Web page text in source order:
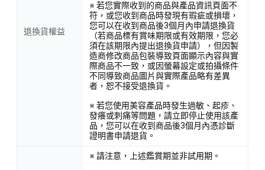
退換貨權益
※ 若您實際收到的商品與產品資訊頁面不
符，或您收到商品時發現有瑕疵或損壞，
您可以在收到商品後3個月內申請退換貨
（若商品標有賞味期限或有效期限，您必
須在該期限內提出退換貨申請），但因製
造商修改商品包裝導致頁面顯示內容與實
際商品不一致，或因螢幕設定或拍攝條件
不同導致商品圖片與實際產品略有差異
者，恕不接受退換貨。
※ 若您使用美容產品時發生過敏、起疹、
發癢或刺痛等問題，請立即停止使用該產
品，您可以在收到商品後3個月內憑診斷
證明書申請退貨。
※ 請注意，上述鑑賞期並非試用期。